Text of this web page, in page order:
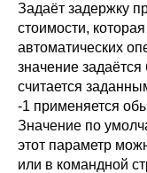
Задаёт задержку
стоимости,
автоматических
значение
считается
-1 применяется
Значение по
этот параметр
или в командной